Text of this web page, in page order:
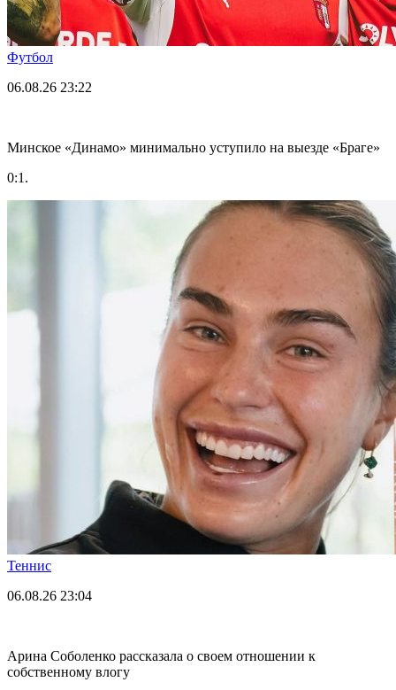
Футбол
06.08.26 23:22
Минское «Динамо» минимально уступило на выезде «Браге»
0:1.
Теннис
06.08.26 23:04
Арина Соболенко рассказала о своем отношении к
собственному влогу